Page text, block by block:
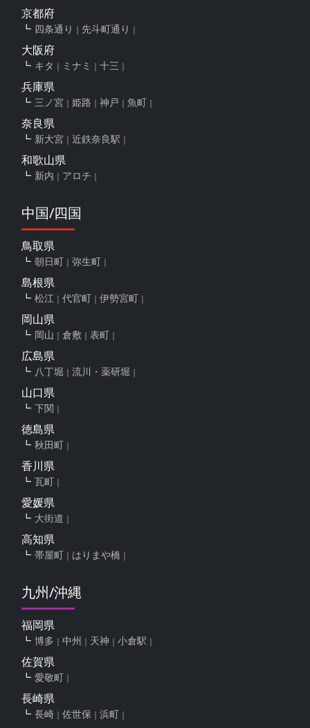
京都府
四条通り 先斗町通り
大阪府
キタ ミナミ 十三
兵庫県
三ノ宮 姫路 神戸 魚町
奈良県
新大宮 近鉄奈良駅
和歌山県
新内 アロチ
中国/四国
鳥取県
朝日町 弥生町
島根県
松江 代官町 伊勢宮町
岡山県
岡山 倉敷 表町
広島県
八丁堀 流川・薬研堀
山口県
下関
徳島県
秋田町
香川県
瓦町
愛媛県
大街道
高知県
帯屋町 はりまや橋
九州/沖縄
福岡県
博多 中州 天神 小倉駅
佐賀県
愛敬町
長崎県
長崎 佐世保 浜町